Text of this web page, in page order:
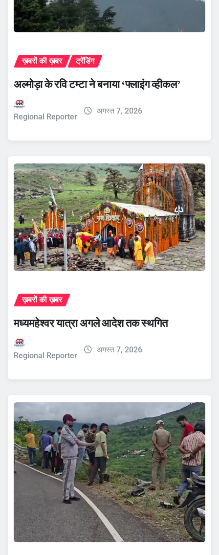
ख़बरों की ख़बर ट्रेंडिंग
अल्मोड़ा के रवि टम्टा ने बनाया ‘फ्लाइंग व्हीकल’
Regional Reporter
अगस्त 7, 2026
ख़बरों की ख़बर
मध्यमहेश्वर यात्रा अगले आदेश तक स्थगित
Regional Reporter
अगस्त 7, 2026